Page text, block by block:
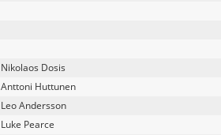
Nikolaos Dosis
Anttoni Huttunen
Leo Andersson
Luke Pearce